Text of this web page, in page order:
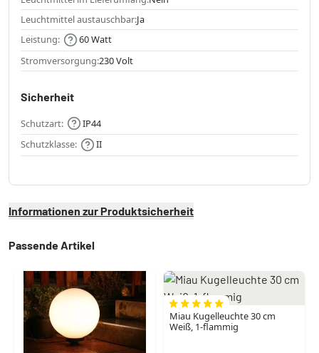
Leuchtmittel austauschbar:Ja
Leistung:
60 Watt
Stromversorgung:230 Volt
Sicherheit
Schutzart:
IP44
Schutzklasse:
II
Informationen zur Produktsicherheit
Passende Artikel
Miau Kugelleuchte 30 cm
Weiß, 1-flammig